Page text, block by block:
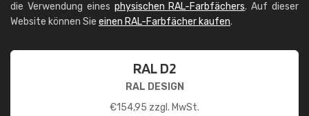
die Verwendung eines physischen RAL-Farbfächers. Auf dieser
Website können Sie einen RAL-Farbfächer kaufen.
RAL D2
RAL DESIGN
€154,95 zzgl. MwSt.